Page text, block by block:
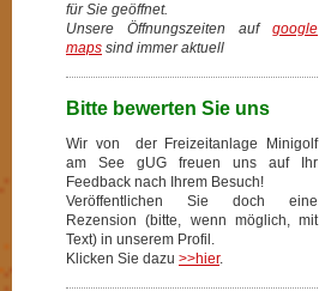
für Sie geöffnet.
Unsere Öffnungszeiten auf google
maps sind immer aktuell
Bitte bewerten Sie uns
Wir von der Freizeitanlage Minigolf
am See gUG freuen uns auf Ihr
Feedback nach Ihrem Besuch!
Veröffentlichen Sie doch eine
Rezension (bitte, wenn möglich, mit
Text) in unserem Profil.
Klicken Sie dazu >>hier.